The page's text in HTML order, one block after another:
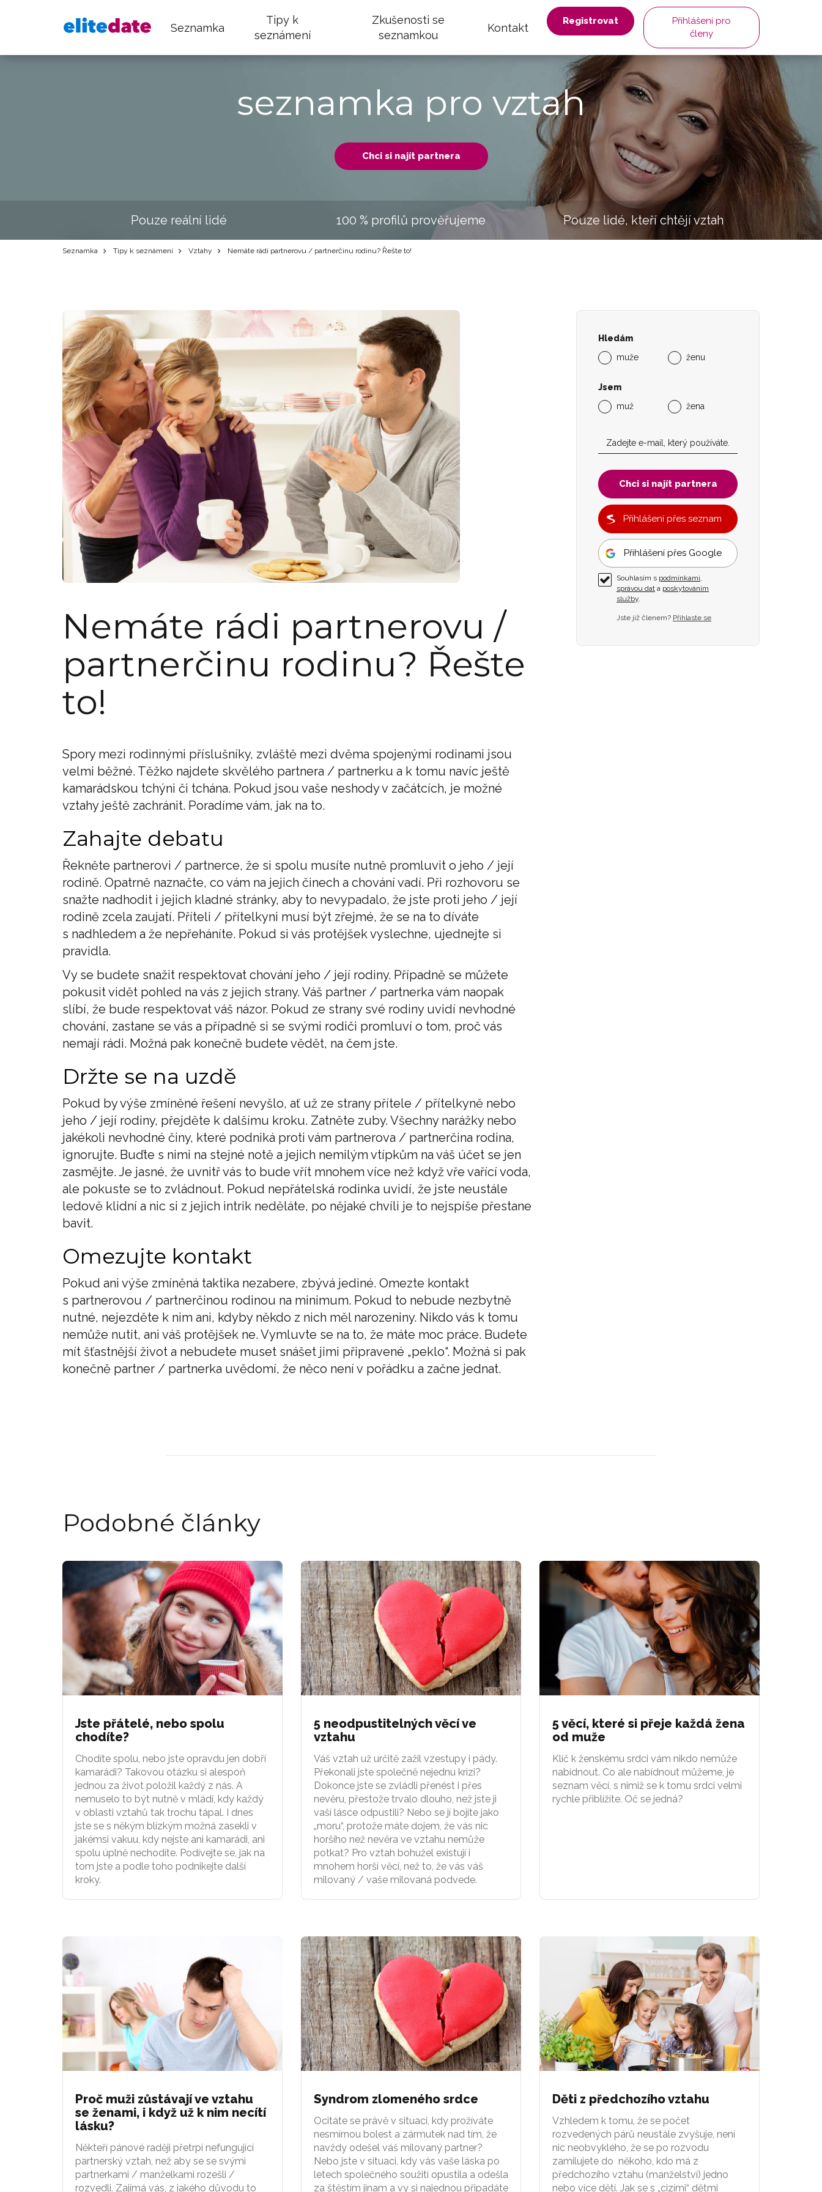
Seznamka
Tipy k
seznámení
Zkušenosti se
seznamkou
Kontakt
Registrovat
Přihlášení pro
členy
seznamka pro vztah
Chci si najít partnera
Pouze reální lidé 100 % profilů prověřujeme Pouze lidé, kteří chtějí vztah
Seznamka Tipy k seznámení Vztahy Nemáte rádi partnerovu / partnerčinu rodinu? Řešte to!
Nemáte rádi partnerovu /
partnerčinu rodinu? Řešte
to!
Spory mezi rodinnými příslušníky, zvláště mezi dvěma spojenými rodinami jsou
velmi běžné. Těžko najdete skvělého partnera / partnerku a k tomu navíc ještě
kamarádskou tchýni či tchána. Pokud jsou vaše neshody v začátcích, je možné
vztahy ještě zachránit. Poradíme vám, jak na to.
Zahajte debatu
Řekněte partnerovi / partnerce, že si spolu musíte nutně promluvit o jeho / její
rodině. Opatrně naznačte, co vám na jejich činech a chování vadí. Při rozhovoru se
snažte nadhodit i jejich kladné stránky, aby to nevypadalo, že jste proti jeho / její
rodině zcela zaujatí. Příteli / přítelkyni musí být zřejmé, že se na to díváte
s nadhledem a že nepřeháníte. Pokud si vás protějšek vyslechne, ujednejte si
pravidla.
Vy se budete snažit respektovat chování jeho / její rodiny. Případně se můžete
pokusit vidět pohled na vás z jejich strany. Váš partner / partnerka vám naopak
slíbí, že bude respektovat váš názor. Pokud ze strany své rodiny uvidí nevhodné
chování, zastane se vás a případně si se svými rodiči promluví o tom, proč vás
nemají rádi. Možná pak konečně budete vědět, na čem jste.
Držte se na uzdě
Pokud by výše zmíněné řešení nevyšlo, ať už ze strany přítele / přítelkyně nebo
jeho / její rodiny, přejděte k dalšímu kroku. Zatněte zuby. Všechny narážky nebo
jakékoli nevhodné činy, které podniká proti vám partnerova / partnerčina rodina,
ignorujte. Buďte s nimi na stejné notě a jejich nemilým vtípkům na váš účet se jen
zasmějte. Je jasné, že uvnitř vás to bude vřít mnohem více než když vře vařící voda,
ale pokuste se to zvládnout. Pokud nepřátelská rodinka uvidí, že jste neustále
ledově klidní a nic si z jejich intrik neděláte, po nějaké chvíli je to nejspíše přestane
bavit.
Omezujte kontakt
Pokud ani výše zmíněná taktika nezabere, zbývá jediné. Omezte kontakt
s partnerovou / partnerčinou rodinou na minimum. Pokud to nebude nezbytně
nutné, nejezděte k nim ani, kdyby někdo z nich měl narozeniny. Nikdo vás k tomu
nemůže nutit, ani váš protějšek ne. Vymluvte se na to, že máte moc práce. Budete
mít šťastnější život a nebudete muset snášet jimi připravené „peklo“. Možná si pak
konečně partner / partnerka uvědomí, že něco není v pořádku a začne jednat.
Hledám
muže
ženu
Jsem
muž
žena
Chci si najít partnera
Přihlášení přes seznam
Přihlášení přes Google
Souhlasím s podmínkami,
správou dat a poskytováním
služby.
Jste již členem? Přihlaste se
Podobné články
Jste přátelé, nebo spolu
chodíte?
Chodíte spolu, nebo jste opravdu jen dobří
kamarádi? Takovou otázku si alespoň
jednou za život položil každý z nás. A
nemuselo to být nutně v mládí, kdy každý
v oblasti vztahů tak trochu tápal. I dnes
jste se s někým blízkým možná zasekli v
jakémsi vakuu, kdy nejste ani kamarádi, ani
spolu úplně nechodíte. Podívejte se, jak na
tom jste a podle toho podnikejte další
kroky.
5 neodpustitelných věcí ve
vztahu
Váš vztah už určitě zažil vzestupy i pády.
Překonali jste společně nejednu krizi?
Dokonce jste se zvládli přenést i přes
nevěru, přestože trvalo dlouho, než jste ji
vaší lásce odpustili? Nebo se jí bojíte jako
„moru“, protože máte dojem, že vás nic
horšího než nevěra ve vztahu nemůže
potkat? Pro vztah bohužel existují i
mnohem horší věcí, než to, že vás váš
milovaný / vaše milovaná podvede.
5 věcí, které si přeje každá žena
od muže
Klíč k ženskému srdci vám nikdo nemůže
nabídnout. Co ale nabídnout můžeme, je
seznam věcí, s nimiž se k tomu srdci velmi
rychle přiblížíte. Oč se jedná?
Proč muži zůstávají ve vztahu
se ženami, i když už k nim necítí
lásku?
Někteří pánové raději přetrpí nefungující
partnerský vztah, než aby se se svými
partnerkami / manželkami rozešli /
rozvedli. Zajímá vás, z jakého důvodu to
Syndrom zlomeného srdce
Ocitáte se právě v situaci, kdy prožíváte
nesmírnou bolest a zármutek nad tím, že
navždy odešel váš milovaný partner?
Nebo jste v situaci, kdy vás vaše láska po
letech společného soužití opustila a odešla
za štěstím jinam a vy si najednou připadáte
Děti z předchozího vztahu
Vzhledem k tomu, že se počet
rozvedených párů neustále zvyšuje, není
nic neobvyklého, že se po rozvodu
zamilujete do někoho, kdo má z
předchozího vztahu (manželství) jedno
nebo více dětí. Jak se s „cizími“ dětmi